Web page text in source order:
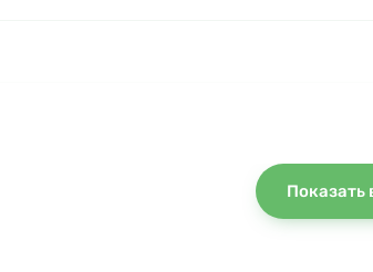
Показать